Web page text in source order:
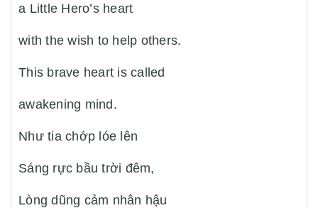
a Little Hero’s heart
with the wish to help others.
This brave heart is called
awakening mind.
Như tia chớp lóe lên
Sáng rực bầu trời đêm,
Lòng dũng cảm nhân hậu